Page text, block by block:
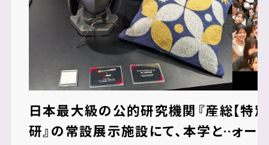
日本最大級の公的研究機関『産総
研』の常設展示施設にて、本学との
【特
ォー